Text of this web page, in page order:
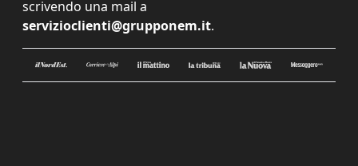
scrivendo una mail a
servizioclienti@grupponem.it.